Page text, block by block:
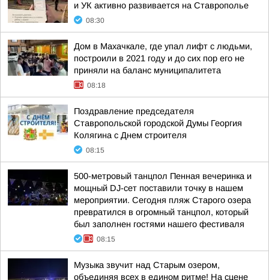
и УК активно развивается на Ставрополье
08:30
Дом в Махачкале, где упал лифт с людьми,
построили в 2021 году и до сих пор его не
приняли на баланс муниципалитета
08:18
Поздравление председателя
Ставропольской городской Думы Георгия
Колягина с Днем строителя
08:15
500-метровый танцпол Пенная вечеринка и
мощный DJ-сет поставили точку в нашем
мероприятии. Сегодня пляж Старого озера
превратился в огромный танцпол, который
был заполнен гостями нашего фестиваля
08:15
Музыка звучит над Старым озером,
объединяя всех в едином ритме! На сцене